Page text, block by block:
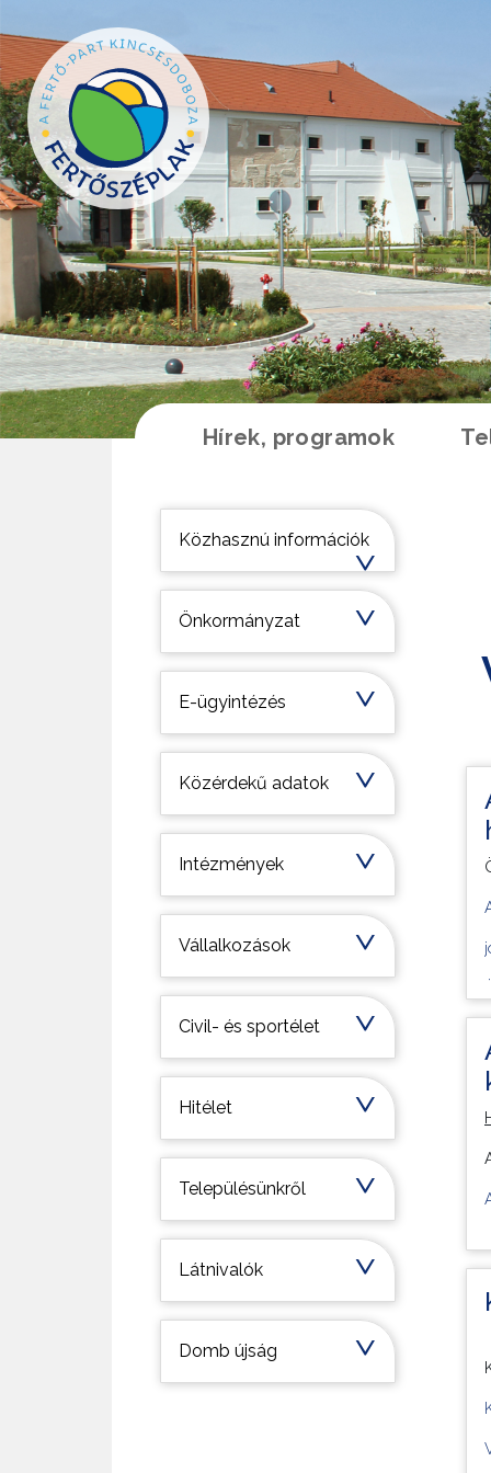
Hírek, programok
Települési információk
Közhasznú információk
Önkormányzat
E-ügyintézés
Közérdekű adatok
Intézmények
Vállalkozások
Civil- és sportélet
Hitélet
Településünkről
Látnivalók
Domb újság